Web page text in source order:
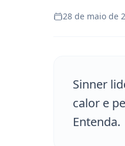
28 de maio de
Sinner
calor e
Entenda.